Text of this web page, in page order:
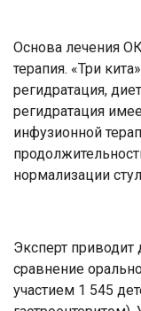
Основа лечения
терапия. «Три
регидратация,
регидратация
инфузионной
нормализации
Эксперт приводит
сравнение
участием 1 545